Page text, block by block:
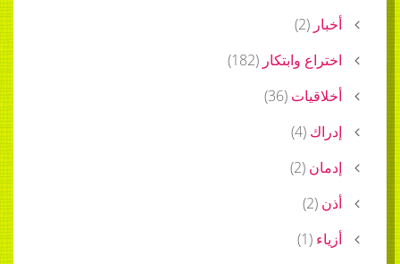
أخبار (
2
)
اختراع وابتكار (
182
)
أخلاقيات (
36
)
إدراك (
4
)
إدمان (
2
)
أذن (
2
)
أزياء (
1
)